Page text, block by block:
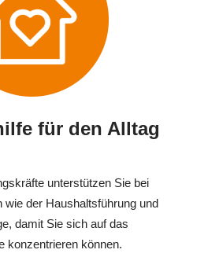
für den Alltag
unterstützen Sie bei
wie der Haushaltsführung und
damit Sie sich auf das
konzentrieren können.